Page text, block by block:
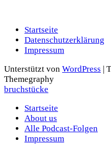
Startseite
Datenschutzerklärung
Impressum
Unterstützt von WordPress |
Themegraphy
bruchstücke
Startseite
About us
Alle Podcast-Folgen
Impressum